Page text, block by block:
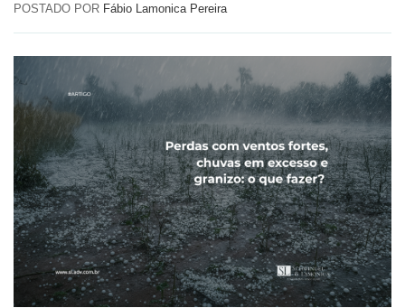
POSTADO POR Fábio Lamonica Pereira